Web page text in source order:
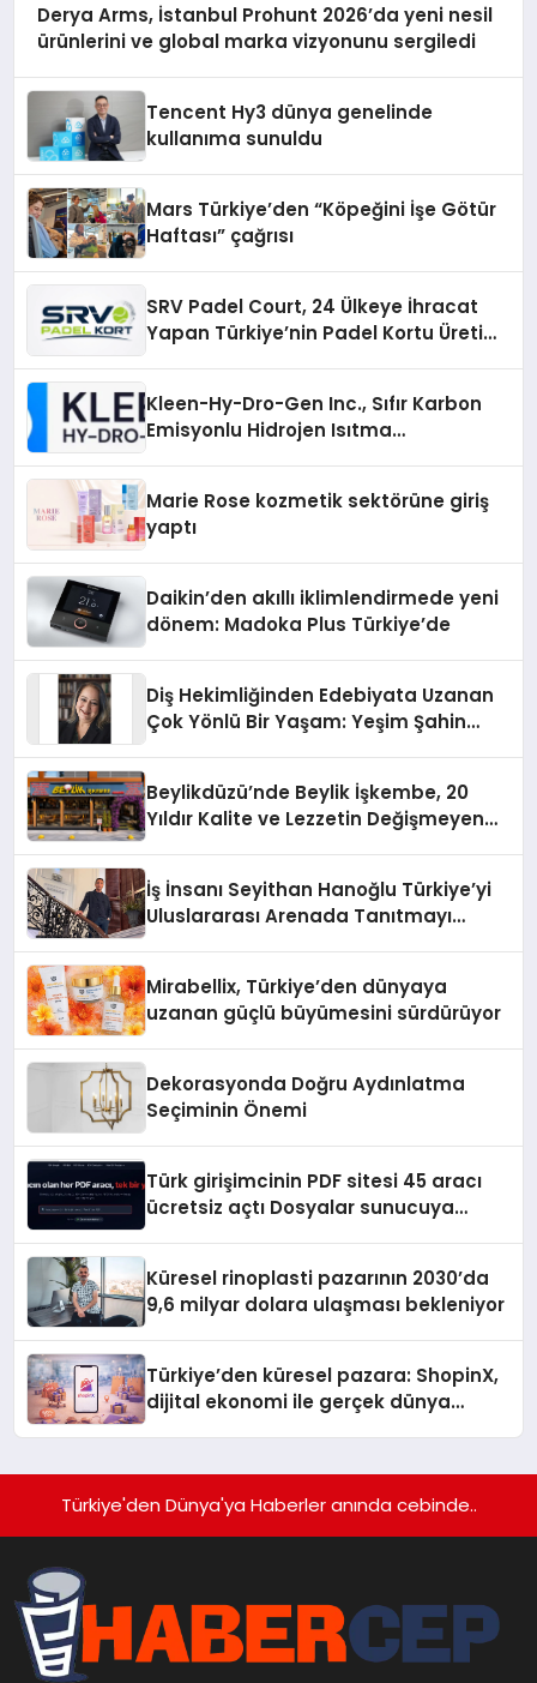
Derya Arms, İstanbul Prohunt 2026’da yeni nesil
ürünlerini ve global marka vizyonunu sergiledi
Tencent Hy3 dünya genelinde
kullanıma sunuldu
Mars Türkiye’den “Köpeğini İşe Götür
Haftası” çağrısı
SRV Padel Court, 24 Ülkeye İhracat
Yapan Türkiye’nin Padel Kortu Üretim
Kleen-Hy-Dro-Gen Inc., Sıfır Karbon
Emisyonlu Hidrojen Isıtma
Marie Rose kozmetik sektörüne giriş
yaptı
Daikin’den akıllı iklimlendirmede yeni
dönem: Madoka Plus Türkiye’de
Diş Hekimliğinden Edebiyata Uzanan
Çok Yönlü Bir Yaşam: Yeşim Şahin
Beylikdüzü’nde Beylik İşkembe, 20
Yıldır Kalite ve Lezzetin Değişmeyen
İş İnsanı Seyithan Hanoğlu Türkiye’yi
Uluslararası Arenada Tanıtmayı
Mirabellix, Türkiye’den dünyaya
uzanan güçlü büyümesini sürdürüyor
Dekorasyonda Doğru Aydınlatma
Seçiminin Önemi
Türk girişimcinin PDF sitesi 45 aracı
ücretsiz açtı Dosyalar sunucuya
Küresel rinoplasti pazarının 2030’da
9,6 milyar dolara ulaşması bekleniyor
Türkiye’den küresel pazara: ShopinX,
dijital ekonomi ile gerçek dünya
Türkiye'den Dünya'ya Haberler anında cebinde..